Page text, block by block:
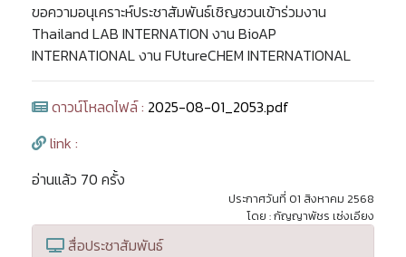
ขอความอนุเคราะห์ประชาสัมพันธ์เชิญชวนเข้าร่วมงาน
Thailand LAB INTERNATION งาน BioAP
INTERNATIONAL งาน FUtureCHEM INTERNATIONAL
ดาวน์โหลดไฟล์ : 2025-08-01_2053.pdf
link :
อ่านแล้ว 70 ครั้ง
ประกาศวันที่ 01 สิงหาคม 2568
โดย : กัญญาพัชร เซ่งเอียง
สื่อประชาสัมพันธ์